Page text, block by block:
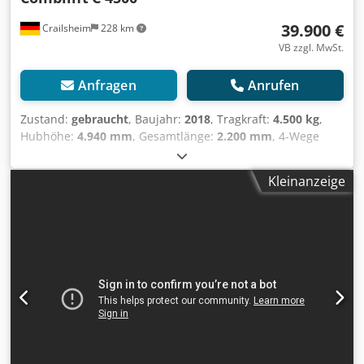
Crailsheim 228 km 39.900 €
VB zzgl. MwSt.
Anfragen Anrufen
Zustand: gebraucht, Baujahr: 2018, Tragkraft: 4.500 kg,
Hubhöhe: 4.940 mm, Gesamtlänge: 2.200 mm, 4-Wege
Stapler Combilift C 4500 Antrieb Gas Baujahr 2018
Hubhöhe (mm) 4.940 Tragkraft (kg) 4.500 Crsdpfx Amey Tb
Kleinanzeige